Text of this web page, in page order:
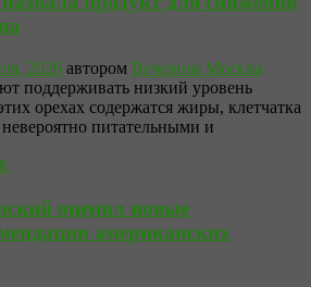
2026 автором Вечерняя Москва
поддерживать низкий уровень
орехах содержатся жиры, клетчатка
питательными и
оценил новые
американских